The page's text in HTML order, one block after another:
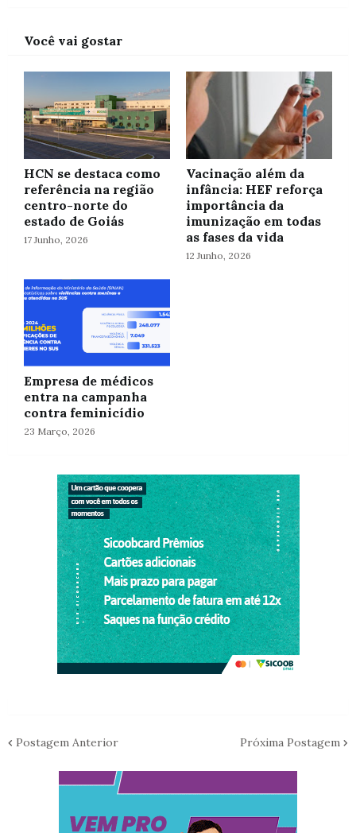
Você vai gostar
HCN se destaca como
referência na região
centro-norte do
estado de Goiás
17 Junho, 2026
Vacinação além da
infância: HEF reforça
importância da
imunização em todas
as fases da vida
12 Junho, 2026
Empresa de médicos
entra na campanha
contra feminicídio
23 Março, 2026
Postagem Anterior Próxima Postagem